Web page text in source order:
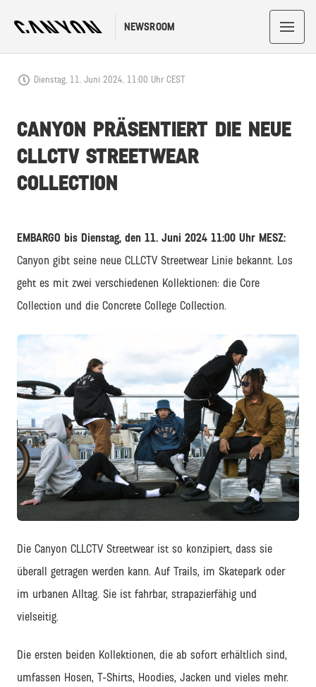
NEWSROOM
Dienstag, 11. Juni 2024, 11:00 Uhr CEST
CANYON PRÄSENTIERT DIE NEUE
CLLCTV STREETWEAR
COLLECTION
EMBARGO bis Dienstag, den 11. Juni 2024 11:00 Uhr MESZ:
Canyon gibt seine neue CLLCTV Streetwear Linie bekannt. Los
geht es mit zwei verschiedenen Kollektionen: die Core
Collection und die Concrete College Collection.
JPG
Die Canyon CLLCTV Streetwear ist so konzipiert, dass sie
überall getragen werden kann. Auf Trails, im Skatepark oder
im urbanen Alltag. Sie ist fahrbar, strapazierfähig und
vielseitig.
Die ersten beiden Kollektionen, die ab sofort erhältlich sind,
umfassen Hosen, T-Shirts, Hoodies, Jacken und vieles mehr.